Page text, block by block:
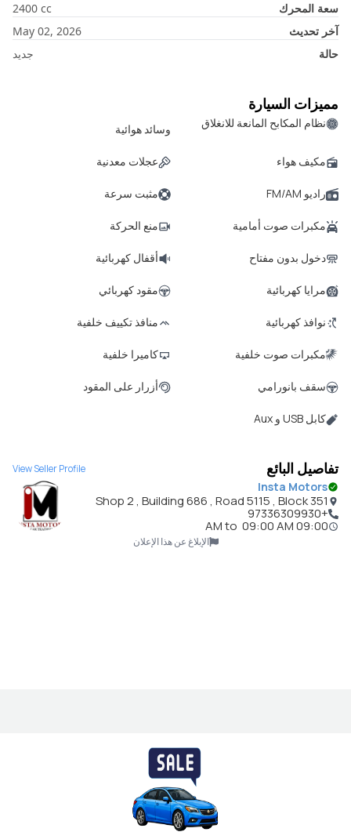
سعة المحرك
2400 cc
آخر تحديث
May 02, 2026
حالة
جديد
مميزات السيارة
نظام المكابح المانعة للانغلاق وسائد هوائية
مكيف هواء عجلات معدنية
راديو FM/AM مثبت سرعة
مكبرات صوت أمامية منع الحركة
دخول بدون مفتاح أقفال كهربائية
مرايا كهربائية مقود كهربائي
نوافذ كهربائية منافذ تكييف خلفية
مكبرات صوت خلفية كاميرا خلفية
سقف بانورامي أزرار على المقود
كابل USB و Aux
تفاصيل البائع View Seller Profile
Insta Motors
Shop 2 , Building 686 , Road 5115 , Block 351
+97336309930
09:00 AM
to 09:00 AM
الإبلاغ عن هذا الإعلان